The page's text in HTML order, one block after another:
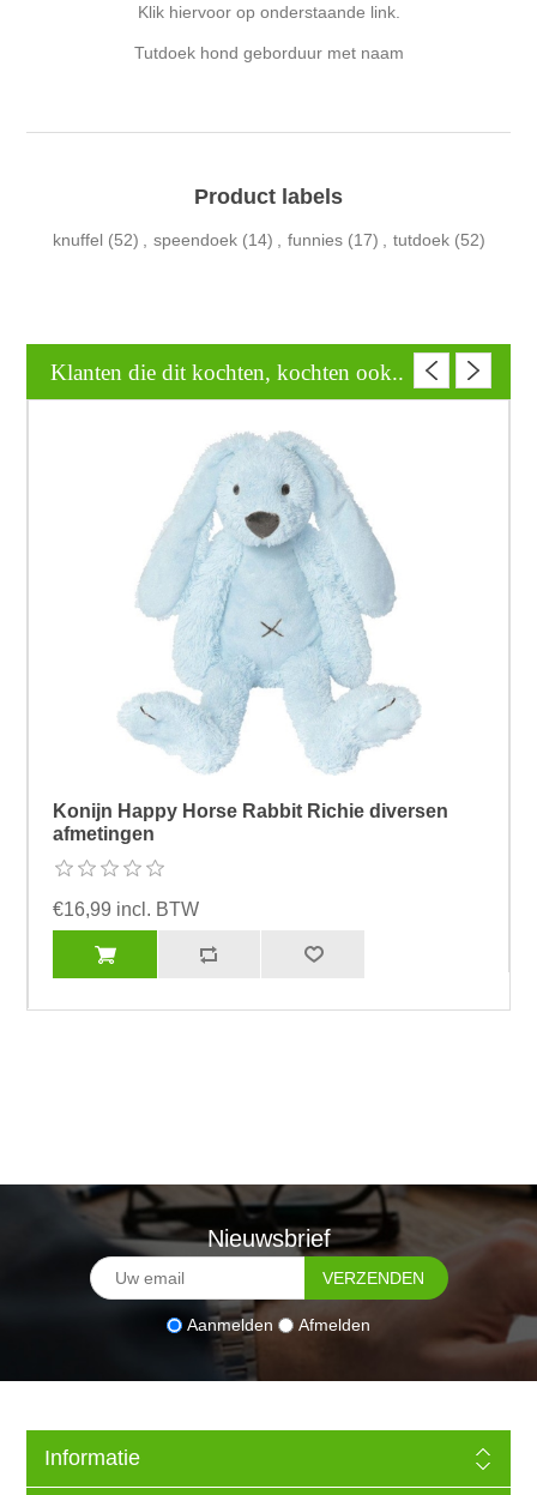
Klik hiervoor op onderstaande link.
Tutdoek hond geborduur met naam
Product labels
knuffel (52) speendoek (14) funnies (17) tutdoek (52)
Klanten die dit kochten, kochten ook..
Konijn Happy Horse Rabbit Richie diversen
afmetingen
€16,99 incl. BTW
Nieuwsbrief
Aanmelden Afmelden
Informatie